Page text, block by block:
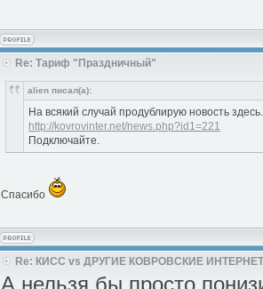
Re: Тариф "Праздничный"
alien писал(а):
На всякий случай продублирую новость здесь.
http://kovrovinter.net/news.php?id1=221
Подключайте.
Спасибо
Re: КИСС vs ДРУГИЕ КОВРОВСКИЕ
А нельзя бы просто